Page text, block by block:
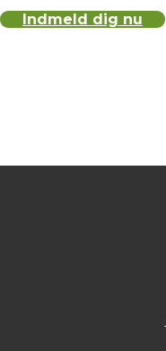
Indmeld dig nu